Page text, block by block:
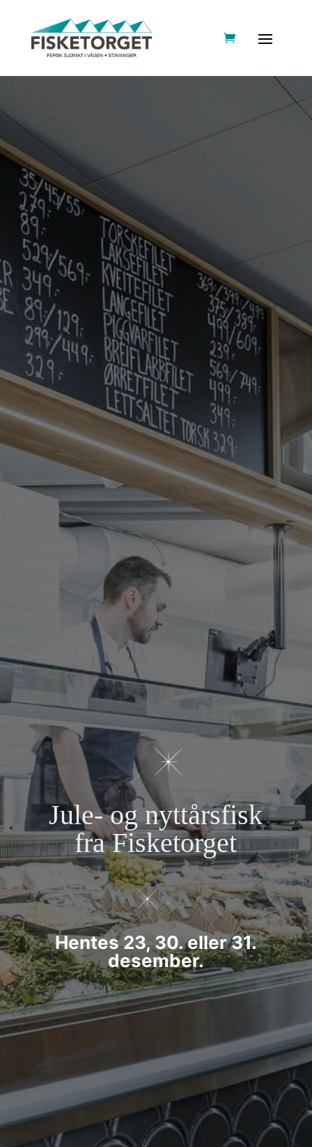
Jule- og nyttårsfisk
fra Fisketorget
Hentes 23, 30. eller 31.
desember.